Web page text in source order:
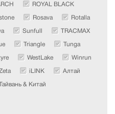
ROYAL BLACK
Rosava Rotalla
Sunfull TRACMAX
Triangle Tunga
WestLake Winrun
iLINK Алтай
& Китай